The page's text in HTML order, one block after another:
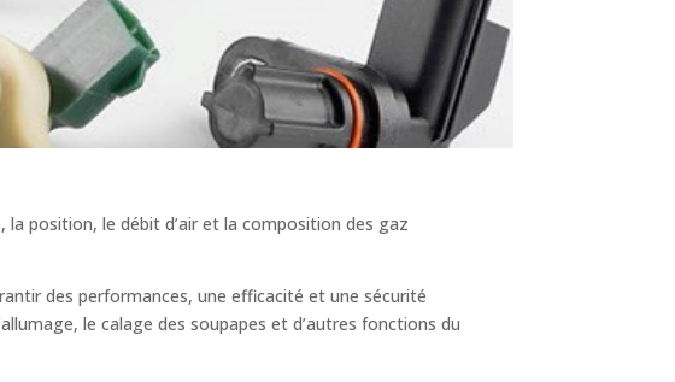
position, le débit d’air et la composition des gaz
des performances, une efficacité et une sécurité
le calage des soupapes et d’autres fonctions du